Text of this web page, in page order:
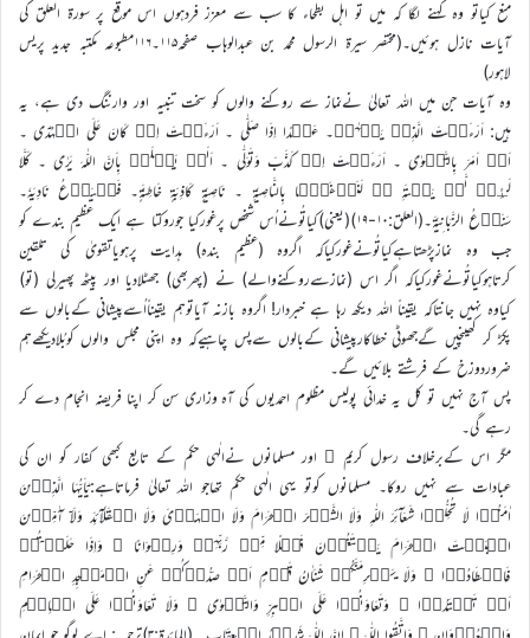
منع کیاتو وہ کہنے لگا کہ میں تو اہل بطحاء کا سب سے معزز فردہوں اس موقع پر سورة العلق کی
آیات نازل ہوئیں۔(مختصر سیرۃ الرسول محمد بن عبدالوہاب صفحہ۱۱۵۔۱۱۶مطبوعہ مکتبہ جدید پریس
لاہور)
وہ آیات جن میں اللہ تعالیٰ نےنماز سے روکنے والوں کو سخت تنبیہ اور وارننگ دی ہے، یہ
ہیں: اَرَءَیۡتَ الَّذِیۡ یَنۡہٰیۙ۔ عَبۡدًا اِذَا صَلّٰی ۔ اَرَءَیۡتَ اِنۡ کَانَ عَلَی الۡہُدٰۤی ۔
اَوۡ اَمَرَ بِالتَّقۡوٰی ۔ اَرَءَیۡتَ اِنۡ کَذَّبَ وَتَوَلّٰی ۔ اَلَمۡ یَعۡلَمۡ بِاَنَّ اللّٰہَ یَرٰی ۔ کَلَّا
لَئِنۡ لَّمۡ یَنۡتَہِ ۬ۙ لَنَسۡفَعًۢا بِالنَّاصِیَۃِ ۔ نَاصِیَۃٍ کَاذِبَۃٍ خَاطِئَۃٍ۔ فَلۡیَدۡعُ نَادِیَہٗ۔
سَنَدۡعُ الزَّبَانِیَۃَ۔(العلق:۱۰-۱۹)(یعنی)کىاتُونےاُس شخص پرغورکىا جوروکتا ہے اىک عظىم بندے کو
جب وہ نمازپڑھتاہےکىاتُونےغورکىاکہ اگروہ (عظىم بندہ) ہداىت پرہوىاتقوىٰ کى تلقىن
کرتاہوکىاتُونےغورکىاکہ اگر اس (نمازسےروکنےوالے) نے (پھربھى) جھٹلادىا اور پىٹھ پھىرلى (تو)
کىاوہ نہىں جانتاکہ ىقىناً اللہ دىکھ رہا ہے خبردار! اگروہ بازنہ آىاتوہم ىقىناًاُسےپىشانى کےبالوں سے
پکڑ کر کھىنچىں گےجھوٹى خطاکارپىشانى کےبالوں سےپس چاہیےکہ وہ اپنى مجلس والوں کوبُلادىکھےہم
ضروردوزخ کے فرشتے بلائىں گے۔
پس آج نہیں تو کل یہ خدائی پولیس مظلوم احمدیوں کی آہ وزاری سن کر اپنا فریضہ انجام دے کر
رہے گی۔
مگر اس کےبرخلاف رسول کریم ؐ اور مسلمانوں نےالٰہی حکم کے تابع کبھی کفار کو ان کی
عبادات سے نہیں روکا۔ مسلمانوں کوتو یہی الٰہی حکم تھاجو اللہ تعالیٰ فرماتاہے:یٰۤاَیُّہَا الَّذِیۡنَ
اٰمَنُوۡا لَا تُحِلُّوۡا شَعَآئِرَ اللّٰہِ وَلَا الشَّہۡرَ الۡحَرَامَ وَلَا الۡہَدۡیَ وَلَا الۡقَلَآئِدَ وَلَاۤ آٰمِّیۡنَ
الۡبَیۡتَ الۡحَرَامَ یَبۡتَغُوۡنَ فَضۡلًا مِّنۡ رَّبِّہِمۡ وَرِضۡوَانًا ؕ وَاِذَا حَلَلۡتُمۡ
فَاصۡطَادُوۡا ؕ وَلَا یَجۡرِمَنَّکُمۡ شَنَاٰنُ قَوۡمٍ اَنۡ صَدُّوۡکُمۡ عَنِ الۡمَسۡجِدِ الۡحَرَامِ
اَنۡ تَعۡتَدُوۡا ۘ وَتَعَاوَنُوۡا عَلَی الۡبِرِّ وَالتَّقۡوٰی ۪ وَلَا تَعَاوَنُوۡا عَلَی الۡاِثۡمِ